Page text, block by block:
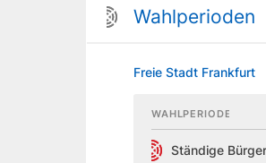
Wahlperioden
Freie Stadt Frankfurt
WAHLPERIODE
Ständige